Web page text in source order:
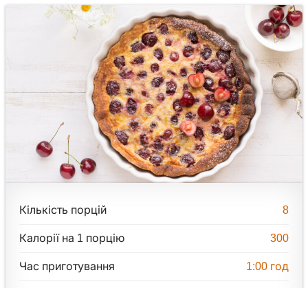
Кількість порцій 8
Калорії на 1 порцію 300
Час приготування 1:00 год